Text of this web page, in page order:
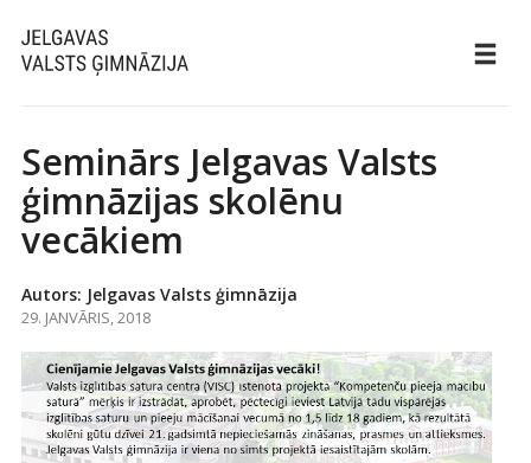
Seminārs Jelgavas Valsts
ģimnāzijas skolēnu
vecākiem
Autors: Jelgavas Valsts ģimnāzija
29. JANVĀRIS, 2018